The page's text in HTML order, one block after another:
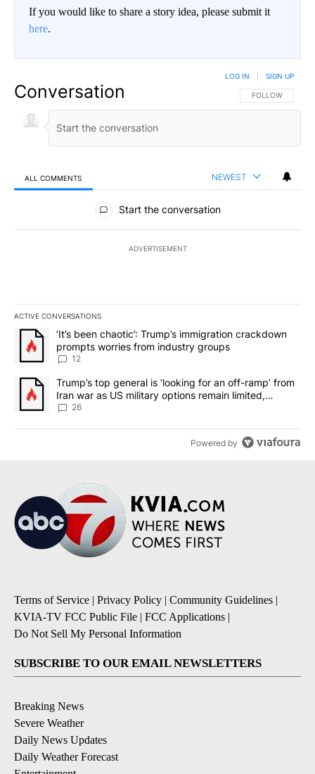
If you would like to share a story idea, please submit it
here.
Conversation FOLLOW THIS
FOLLOW
LOG IN SIGN UP
ALL COMMENTS NEWEST
All Comments
Start the conversation
ADVERTISEMENT
ACTIVE CONVERSATIONS
The following is a list of the most commented articles in the last
A trending article titled "‘It’s been chaotic’: Trump’s
‘It’s been chaotic’: Trump’s immigration crackdown
prompts worries from industry groups
12
A trending article titled "Trump’s top general is ‘looking for an
Trump’s top general is ‘looking for an off-ramp’ from
Iran war as US military options remain limited,
sources say
26
Powered by
Terms of Service | Privacy Policy | Community Guidelines |
KVIA-TV FCC Public File | FCC Applications |
Do Not Sell My Personal Information
SUBSCRIBE TO OUR EMAIL NEWSLETTERS
Breaking News
Severe Weather
Daily News Updates
Daily Weather Forecast